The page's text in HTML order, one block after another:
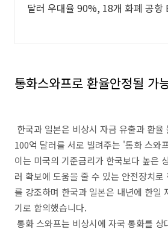
달러 우대율 90%, 18개 화폐 공항
통화스와프로 환율안정될 가
한국과 일본은 비상시 자금 유출과 환율
100억 달러를 서로 빌려주는 '통화 스와
이는 미국의 기준금리가 한국보다 높은
러 확보에 도움을 줄 수 있는 안전장치로
를 강조하며 한국과 일본은 내년에 한일
기로 합의했습니다.
통화 스와프는 비상시에 자국 통화를 상